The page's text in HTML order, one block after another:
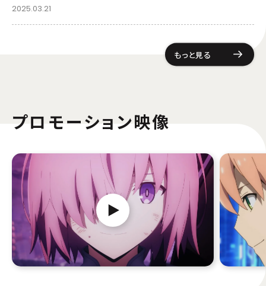
2025.03.21
もっと見る
プロモーション映像